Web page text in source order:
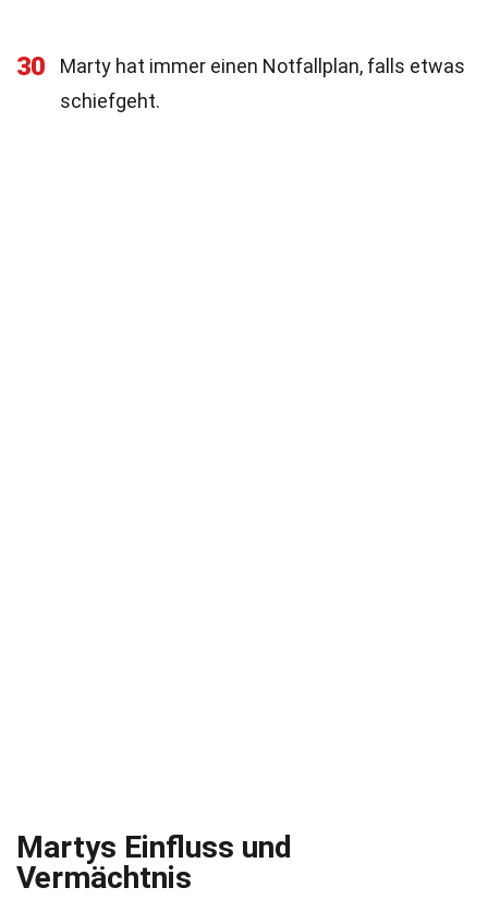
30
Marty hat immer einen Notfallplan, falls etwas
schiefgeht.
Martys Einfluss und
Vermächtnis